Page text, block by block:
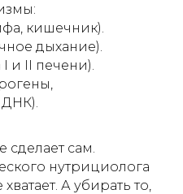
кишечник).
дыхание).
I и II печени).
ДНК).
сделает сам.
нутрициолога
А убирать то,